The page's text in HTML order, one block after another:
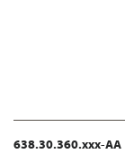
638.30.360.xxx-AA